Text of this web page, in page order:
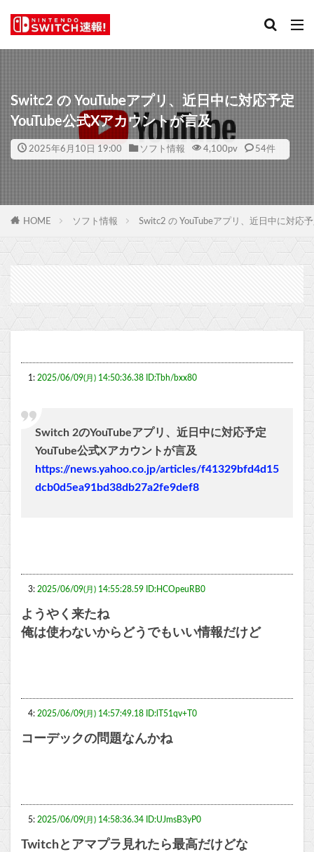
Switc2 の YouTubeアプリ、近日中に対応予定
YouTube公式Xアカウントが言及
2025年6月10日 19:00 ソフト情報 4,100pv 54件
HOME ソフト情報 Switc2 の YouTubeアプリ、近日中に対応
1: 2025/06/09(月) 14:50:36.38 ID:Tbh/bxx80
Switch 2のYouTubeアプリ、近日中に対応予定
YouTube公式Xアカウントが言及
https://news.yahoo.co.jp/articles/f41329bfd4d15
dcb0d5ea91bd38db27a2fe9def8
3: 2025/06/09(月) 14:55:28.59 ID:HCOpeuRB0
ようやく来たね
俺は使わないからどうでもいい情報だけど
4: 2025/06/09(月) 14:57:49.18 ID:lT51qv+T0
コーデックの問題なんかね
5: 2025/06/09(月) 14:58:36.34 ID:UJmsB3yP0
Twitchとアマプラ見れたら最高だけどな